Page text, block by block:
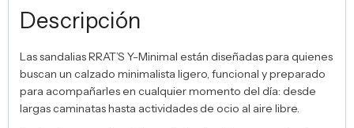
Descripción
Las sandalias RRAT’S Y-Minimal están diseñadas para quienes
buscan un calzado minimalista ligero, funcional y preparado
para acompañarles en cualquier momento del día: desde
largas caminatas hasta actividades de ocio al aire libre.